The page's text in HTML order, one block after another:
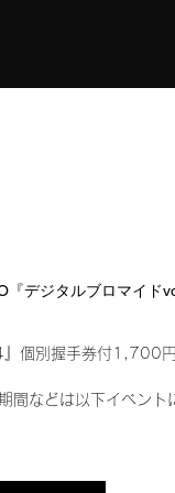
『デジタルブロマイド
』個別握手券付1,700
間などは以下イベント